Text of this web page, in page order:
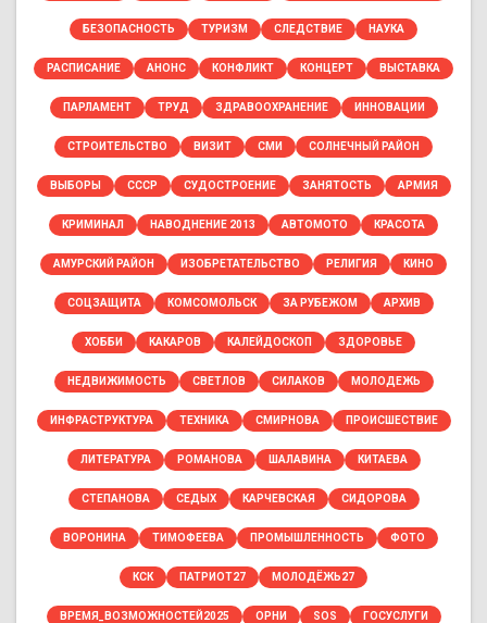
БЕЗОПАСНОСТЬ ТУРИЗМ СЛЕДСТВИЕ НАУКА
РАСПИСАНИЕ АНОНС КОНФЛИКТ КОНЦЕРТ ВЫСТАВКА
ПАРЛАМЕНТ ТРУД ЗДРАВООХРАНЕНИЕ ИННОВАЦИИ
СТРОИТЕЛЬСТВО ВИЗИТ СМИ СОЛНЕЧНЫЙ РАЙОН
ВЫБОРЫ СССР СУДОСТРОЕНИЕ ЗАНЯТОСТЬ АРМИЯ
КРИМИНАЛ НАВОДНЕНИЕ 2013 АВТОМОТО КРАСОТА
АМУРСКИЙ РАЙОН ИЗОБРЕТАТЕЛЬСТВО РЕЛИГИЯ КИНО
СОЦЗАЩИТА КОМСОМОЛЬСК ЗА РУБЕЖОМ АРХИВ
ХОББИ КАКАРОВ КАЛЕЙДОСКОП ЗДОРОВЬЕ
НЕДВИЖИМОСТЬ СВЕТЛОВ СИЛАКОВ МОЛОДЕЖЬ
ИНФРАСТРУКТУРА ТЕХНИКА СМИРНОВА ПРОИСШЕСТВИЕ
ЛИТЕРАТУРА РОМАНОВА ШАЛАВИНА КИТАЕВА
СТЕПАНОВА СЕДЫХ КАРЧЕВСКАЯ СИДОРОВА
ВОРОНИНА ТИМОФЕЕВА ПРОМЫШЛЕННОСТЬ ФОТО
КСК ПАТРИОТ27 МОЛОДЁЖЬ27
ВРЕМЯ_ВОЗМОЖНОСТЕЙ2025 ОРНИ SOS ГОСУСЛУГИ